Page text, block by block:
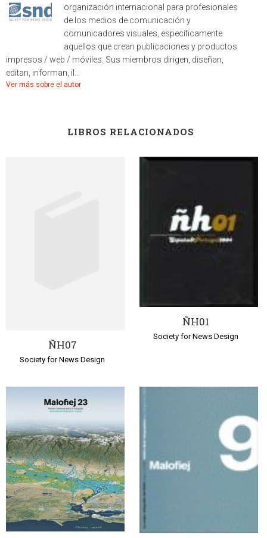
organización internacional para profesionales
de los medios de comunicación y
comunicadores visuales, específicamente
aquellos que crean publicaciones y productos
impresos / web / móviles. Sus miembros dirigen, diseñan,
editan, informan, il...
Ver más sobre el autor
LIBROS RELACIONADOS
ÑH07
Society for News Design
ÑH01
Society for News Design